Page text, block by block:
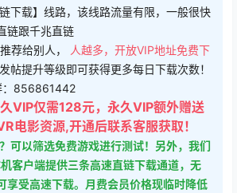
下载】线路，该线路流量有限，一般很快
链跟千兆直链
荐给别人，
人越多，开放VIP地址免费下
帖提升等级即可获得更多每日下载次数！
：856861442
VIP仅需128元，永久VIP额外赠送
电影资源,开通后联系客服获取！
可以筛选免费游戏进行测试！另外，我们
客户端提供三条高速直链下载通道，无
享受高速下载。月费会员价格现临时降低